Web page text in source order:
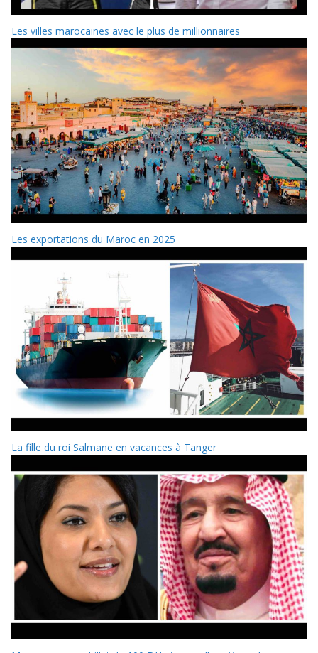
Les villes marocaines avec le plus de millionnaires
Les exportations du Maroc en 2025
La fille du roi Salmane en vacances à Tanger